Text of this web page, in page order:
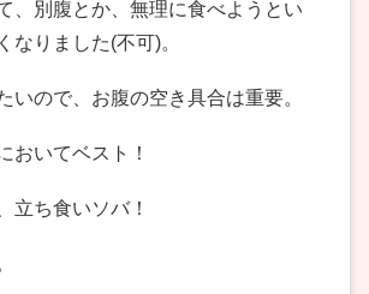
、別腹とか、無理に食べようとい
なりました(不可)。
いので、お腹の空き具合は重要。
おいてベスト！
立ち食いソバ！